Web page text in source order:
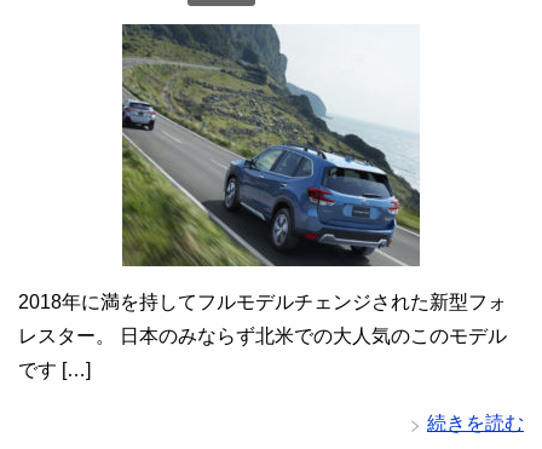
2018年に満を持してフルモデルチェンジされた新型フォ
レスター。 日本のみならず北米での大人気のこのモデル
です […]
続きを読む